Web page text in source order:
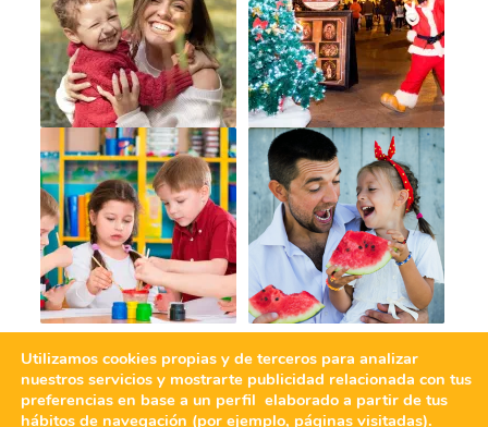
Utilizamos cookies propias y de terceros para analizar
nuestros servicios y mostrarte publicidad relacionada con tus
preferencias en base a un perfil elaborado a partir de tus
hábitos de navegación (por ejemplo, páginas visitadas).